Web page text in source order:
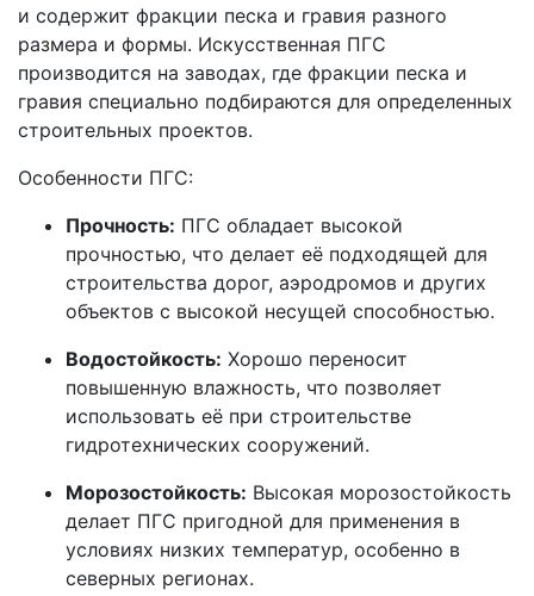
и содержит фракции песка и гравия разного
размера и формы. Искусственная ПГС
производится на заводах, где фракции песка и
гравия специально подбираются для определенных
строительных проектов.
Особенности ПГС:
Прочность: ПГС обладает высокой
прочностью, что делает её подходящей для
строительства дорог, аэродромов и других
объектов с высокой несущей способностью.
Водостойкость: Хорошо переносит
повышенную влажность, что позволяет
использовать её при строительстве
гидротехнических сооружений.
Морозостойкость: Высокая морозостойкость
делает ПГС пригодной для применения в
условиях низких температур, особенно в
северных регионах.